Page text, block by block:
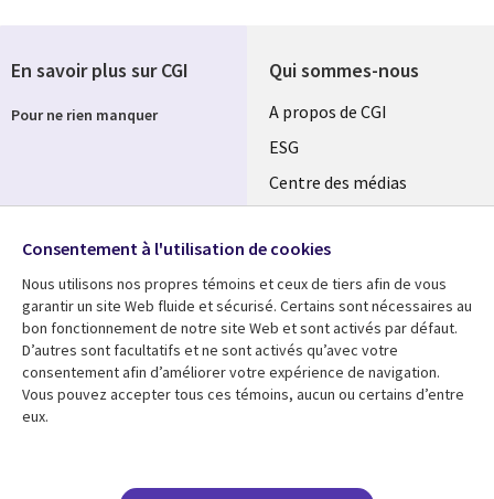
Qui sommes-nous
Useful
links
SECTIONS
A propos de CGI
ESG
Centre des médias
Événements
Centre des médias Support
SECTIONS
En savoir plus sur CGI
Pour ne rien manquer
Consentement à l'utilisation de cookies
Nous utilisons nos propres témoins et ceux de tiers afin de vous
garantir un site Web fluide et sécurisé. Certains sont nécessaires au
bon fonctionnement de notre site Web et sont activés par défaut.
D’autres sont facultatifs et ne sont activés qu’avec votre
consentement afin d’améliorer votre expérience de navigation.
Vous pouvez accepter tous ces témoins, aucun ou certains d’entre
eux.